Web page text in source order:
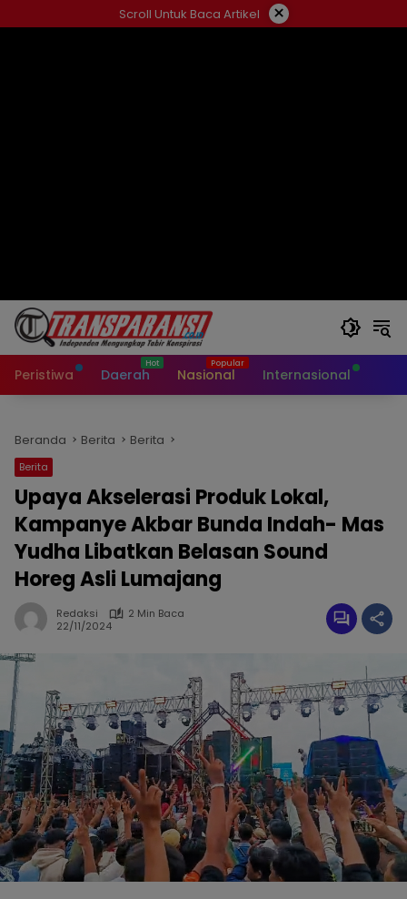
ke
Scroll Untuk Baca Artikel ×
Peristiwa Daerah Nasional Internasional
Beranda Berita Berita
Berita
Upaya Akselerasi Produk Lokal,
Kampanye Akbar Bunda Indah- Mas
Yudha Libatkan Belasan Sound
Horeg Asli Lumajang
Redaksi
2 Min Baca
22/11/2024